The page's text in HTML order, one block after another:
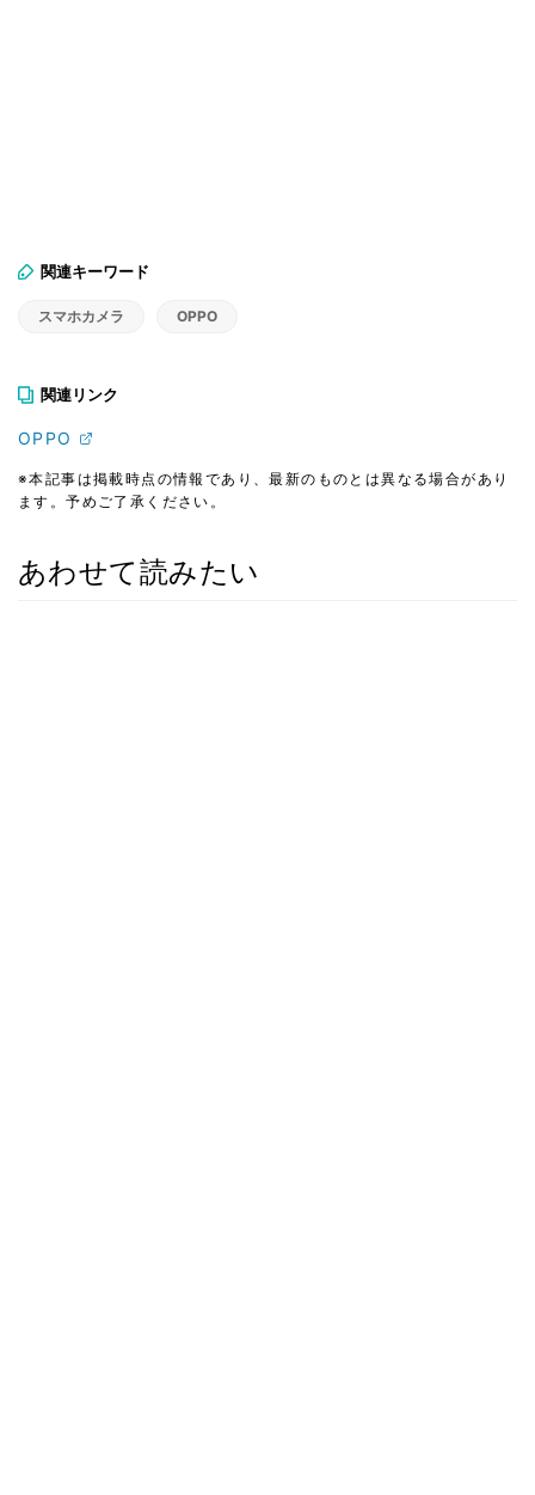
関連キーワード
スマホカメラ OPPO
関連リンク
OPPO
※本記事は掲載時点の情報であり、最新のものとは異なる場合があり
ます。予めご了承ください。
あわせて読みたい